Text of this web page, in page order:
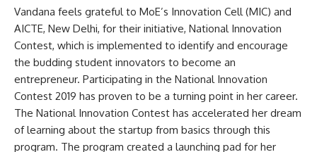
Vandana feels grateful to MoE’s Innovation Cell (MIC) and
AICTE, New Delhi, for their initiative, National Innovation
Contest, which is implemented to identify and encourage
the budding student innovators to become an
entrepreneur. Participating in the National Innovation
Contest 2019 has proven to be a turning point in her career.
The National Innovation Contest has accelerated her dream
of learning about the startup from basics through this
program. The program created a launching pad for her